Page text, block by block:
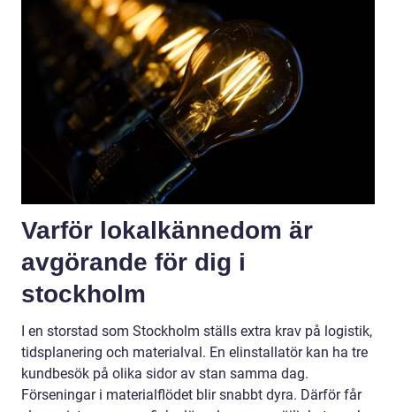
Varför lokalkännedom är
avgörande för dig i
stockholm
I en storstad som Stockholm ställs extra krav på logistik,
tidsplanering och materialval. En elinstallatör kan ha tre
kundbesök på olika sidor av stan samma dag.
Förseningar i materialflödet blir snabbt dyra. Därför får